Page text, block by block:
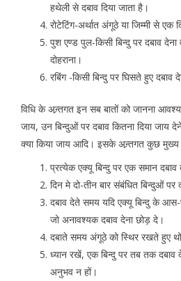
हथेली से दबाव दिया जाता है।
रोटेटिंग-अर्थात अंगूठे या जिम्मी से एक
पुश एण्ड पुल-किसी बिन्दु पर दबाव देना
दोहराना।
रबिंग -किसी बिन्दु पर घिसते हुए दबाव
विधि के अन्र्तगत इन सब बातों को जानना
जाय, उन बिन्दुओं पर दबाव कितना दिया जाय
क्या किया जाय आदि। इसके अन्र्तगत कुछ
प्रत्येक एक्यू बिन्दु पर एक समान
दिन मे दो-तीन बार संबंधित बिन्दुओं पर
दबाव देते समय यदि एक्यू बिन्दु के
जो अनावश्यक दबाव देना छोड़ दे।
दबाते समय अंगूठे को स्थिर रखते हुए
ध्यान रखें, एक बिन्दु पर तब तक दबाव
अनुभव न हों।